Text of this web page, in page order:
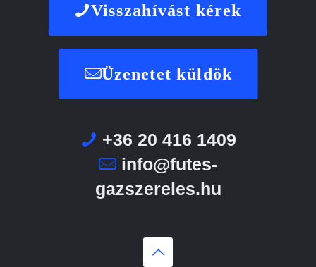
Visszahívást kérek
Üzenetet küldök
+36 20 416 1409
info@futes-
gazszereles.hu